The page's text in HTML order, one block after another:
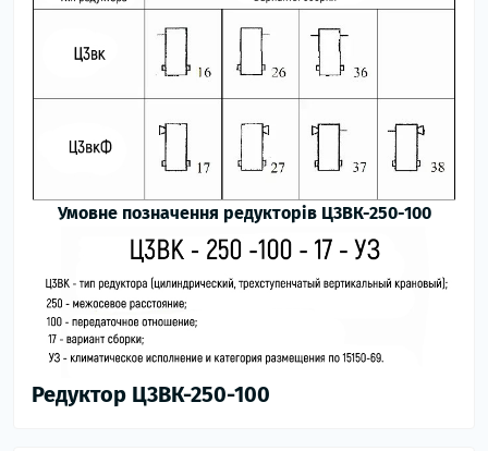
Умовне позначення редукторів Ц3ВК-250-100
Редуктор Ц3ВК-250-100